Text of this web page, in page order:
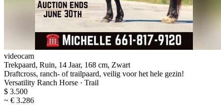
videocam
Trekpaard, Ruin, 14 Jaar, 168 cm, Zwart
Draftcross, ranch- of trailpaard, veilig voor het hele gezin!
Versatility Ranch Horse · Trail
$ 3.500
~ € 3.286